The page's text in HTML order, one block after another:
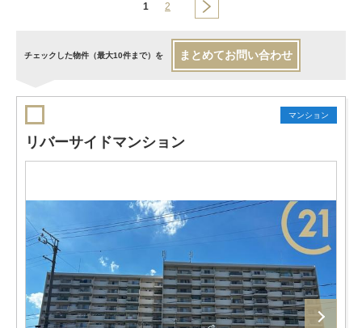
1 2
チェックした物件（最大10件まで）を まとめてお問い合わせ
マンション
リバーサイドマンション